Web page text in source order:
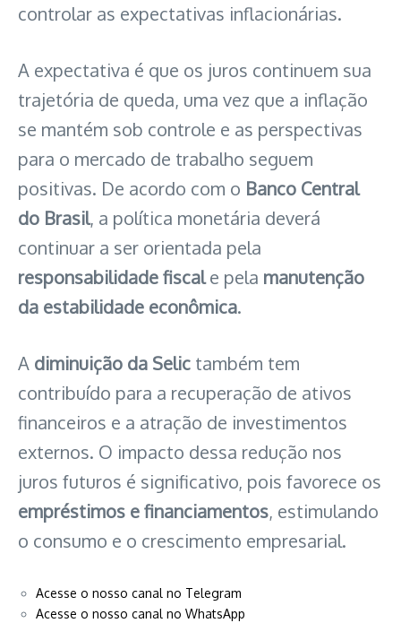
controlar as expectativas inflacionárias.
A expectativa é que os juros continuem sua
trajetória de queda, uma vez que a inflação
se mantém sob controle e as perspectivas
para o mercado de trabalho seguem
positivas. De acordo com o Banco Central
do Brasil, a política monetária deverá
continuar a ser orientada pela
responsabilidade fiscale pela manutenção
da estabilidade econômica.
A diminuição da Selic também tem
contribuído para a recuperação de ativos
financeiros e a atração de investimentos
externos. O impacto dessa redução nos
juros futuros é significativo, pois favorece os
empréstimos e financiamentos, estimulando
o consumo e o crescimento empresarial.
Acesse o nosso canal no Telegram
Acesse o nosso canal no WhatsApp